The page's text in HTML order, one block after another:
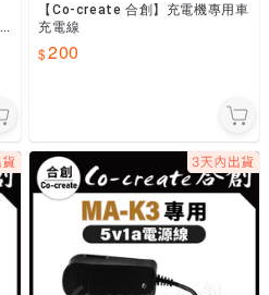
【Co-create 合創】充電機專用車
充電線
200